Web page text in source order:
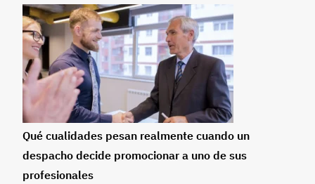
Qué cualidades pesan realmente cuando un
despacho decide promocionar a uno de sus
profesionales